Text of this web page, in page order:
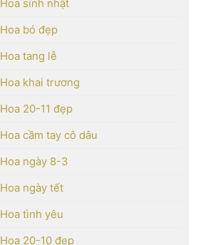
Hoa sinh nhật
Hoa bó đẹp
Hoa tang lễ
Hoa khai trương
Hoa 20-11 đẹp
Hoa cầm tay cô dâu
Hoa ngày 8-3
Hoa ngày tết
Hoa tình yêu
Hoa 20-10 đẹp